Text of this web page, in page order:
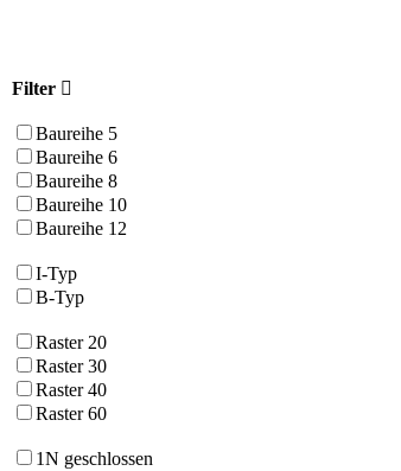
Filter
Baureihe 5
Baureihe 6
Baureihe 8
Baureihe 10
Baureihe 12
I-Typ
B-Typ
Raster 20
Raster 30
Raster 40
Raster 60
1N geschlossen